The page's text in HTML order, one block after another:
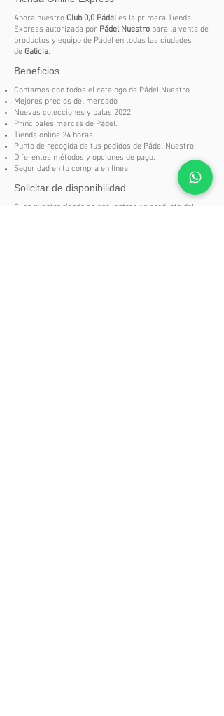
Núcleo Eva
Cara Carbono 3k
Formato Normal
Nivel de Juego Avanzado /
Competición
Acabado Brillo
Forma Híbrida
Superfície Rugosa
Tipo de Juego Polivalente
Ahora nuestro Club 0,0 Pádel es la primera Tienda
Express autorizada por Pádel Nuestro para la venta de
productos y equipo de Pádel en todas las ciudades
de Galicia.
Beneficios
Contamos con todos el catalogo de Pádel Nuestro.
Mejores precios del mercado
Nuevas colecciones y palas 2022.
Principales marcas de Pádel.
Tienda online 24 horas.
Punto de recogida de tus pedidos de Pádel Nuestro.
Diferentes métodos y opciones de pago.
Seguridad en tu compra en línea.
Solicitar de disponibilidad
Si en nuestra tienda no encuentras un producto del